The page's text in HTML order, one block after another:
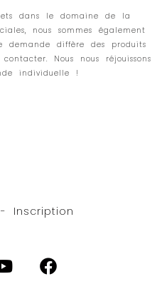
dans le domaine de la
nous sommes également
diffère des produits
Nous nous réjouissons
individuelle !
Inscription